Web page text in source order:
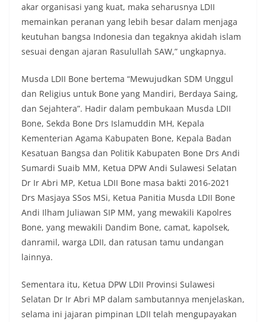
akar organisasi yang kuat, maka seharusnya LDII
memainkan peranan yang lebih besar dalam menjaga
keutuhan bangsa Indonesia dan tegaknya akidah islam
sesuai dengan ajaran Rasulullah SAW,” ungkapnya.
Musda LDII Bone bertema “Mewujudkan SDM Unggul
dan Religius untuk Bone yang Mandiri, Berdaya Saing,
dan Sejahtera”. Hadir dalam pembukaan Musda LDII
Bone, Sekda Bone Drs Islamuddin MH, Kepala
Kementerian Agama Kabupaten Bone, Kepala Badan
Kesatuan Bangsa dan Politik Kabupaten Bone Drs Andi
Sumardi Suaib MM, Ketua DPW Andi Sulawesi Selatan
Dr Ir Abri MP, Ketua LDII Bone masa bakti 2016-2021
Drs Masjaya SSos MSi, Ketua Panitia Musda LDII Bone
Andi Ilham Juliawan SIP MM, yang mewakili Kapolres
Bone, yang mewakili Dandim Bone, camat, kapolsek,
danramil, warga LDII, dan ratusan tamu undangan
lainnya.
Sementara itu, Ketua DPW LDII Provinsi Sulawesi
Selatan Dr Ir Abri MP dalam sambutannya menjelaskan,
selama ini jajaran pimpinan LDII telah mengupayakan